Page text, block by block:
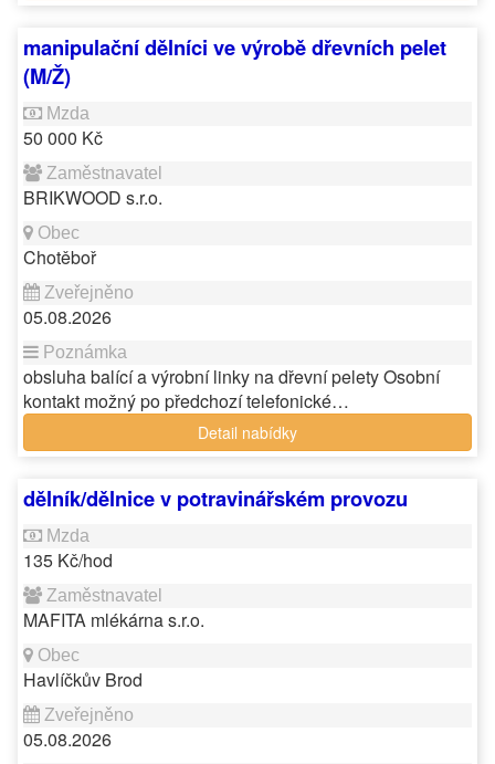
manipulační dělníci ve výrobě dřevních pelet
(M/Ž)
50 000 Kč
BRIKWOOD s.r.o.
Chotěboř
05.08.2026
obsluha balící a výrobní linky na dřevní pelety Osobní
kontakt možný po předchozí telefonické…
Detail nabídky
dělník/dělnice v potravinářském provozu
135 Kč/hod
MAFITA mlékárna s.r.o.
Havlíčkův Brod
05.08.2026